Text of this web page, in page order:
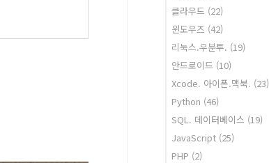
클라우드 (22)
윈도우즈 (42)
리눅스.우분투. (19)
안드로이드 (10)
Xcode. 아이폰.맥북. (23)
Python (46)
SQL. 데이터베이스 (19)
JavaScript (25)
PHP (2)